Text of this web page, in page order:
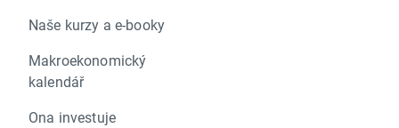
Naše kurzy a e-booky
Makroekonomický
kalendář
Ona investuje